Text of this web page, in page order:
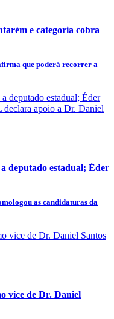
e categoria cobra
que poderá recorrer a
deputado estadual; Éder
as candidaturas da
vice de Dr. Daniel